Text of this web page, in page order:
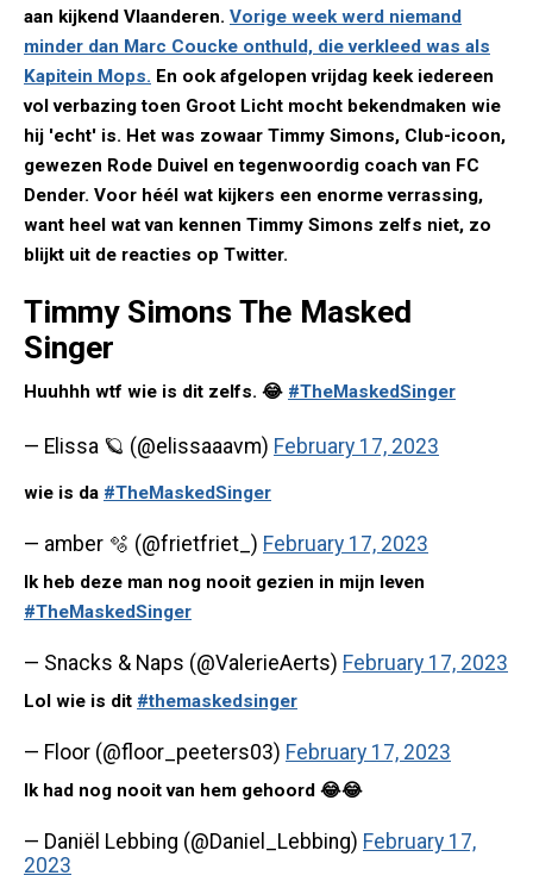
aan kijkend Vlaanderen. Vorige week werd niemand
minder dan Marc Coucke onthuld, die verkleed was als
Kapitein Mops. En ook afgelopen vrijdag keek iedereen
vol verbazing toen Groot Licht mocht bekendmaken wie
hij 'echt' is. Het was zowaar Timmy Simons, Club-icoon,
gewezen Rode Duivel en tegenwoordig coach van FC
Dender. Voor héél wat kijkers een enorme verrassing,
want heel wat van kennen Timmy Simons zelfs niet, zo
blijkt uit de reacties op Twitter.
Timmy Simons The Masked
Singer
Huuhhh wtf wie is dit zelfs. 😂 #TheMaskedSinger
— Elissa 🪐 (@elissaaavm) February 17, 2023
wie is da #TheMaskedSinger
— amber 🫧 (@frietfriet_) February 17, 2023
Ik heb deze man nog nooit gezien in mijn leven
#TheMaskedSinger
— Snacks & Naps (@ValerieAerts) February 17, 2023
Lol wie is dit #themaskedsinger
— Floor (@floor_peeters03) February 17, 2023
Ik had nog nooit van hem gehoord 😂😂
— Daniël Lebbing (@Daniel_Lebbing) February 17,
2023